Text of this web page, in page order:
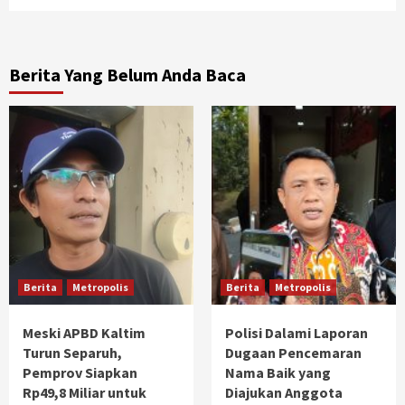
Berita Yang Belum Anda Baca
Berita Metropolis
Meski APBD Kaltim
Turun Separuh,
Pemprov Siapkan
Rp49,8 Miliar untuk
Berita Metropolis
Polisi Dalami Laporan
Dugaan Pencemaran
Nama Baik yang
Diajukan Anggota